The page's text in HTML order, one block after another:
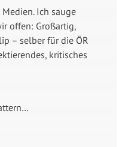
Ich sauge
offen: Großartig,
– selber für die ÖR
kritisches